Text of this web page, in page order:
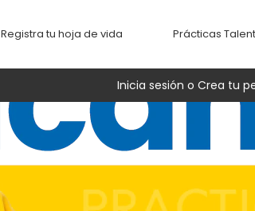
Registra tu hoja de vida Prácticas
Inicia sesión o Crea tu